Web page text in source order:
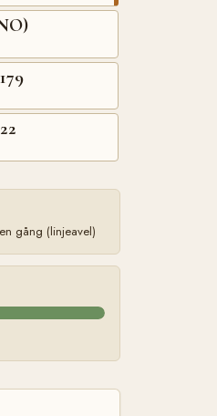
gång (linjeavel)